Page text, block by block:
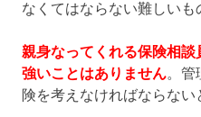
なくてはならない難しいも
親身なってくれる保険相
強いことはありません。管
険を考えなければならない